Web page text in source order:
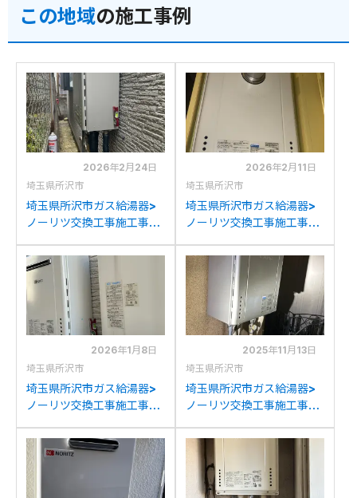
交換
この地域の施工事例
2026年2月24日
埼玉県所沢市
埼玉県所沢市ガス給湯器>
ノーリツ交換工事施工事
C2062SAWXからノーリ
ツGT-C2072SAW BLへの
交換
2026年2月11日
埼玉県所沢市
埼玉県所沢市ガス給湯器>
ノーリツ交換工事施工事
2434SAWX3H-Tからノ
ーリツGT-2470SAW-T
BLへの交換
2026年1月8日
埼玉県所沢市
埼玉県所沢市ガス給湯器>
ノーリツ交換工事施工事
2416WKAからノーリツ
GT-2460SAWX-2BLへの
交換
2025年11月13日
埼玉県所沢市
埼玉県所沢市ガス給湯器>
ノーリツ交換工事施工事
2028SAWXからノーリツ
GT-C2072SAW BLへの交